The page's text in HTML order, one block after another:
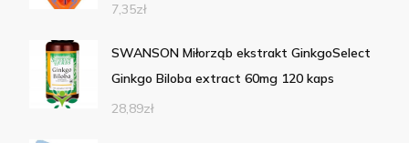
7,35zł
SWANSON Miłorząb ekstrakt GinkgoSelect
Ginkgo Biloba extract 60mg 120 kaps
28,89zł